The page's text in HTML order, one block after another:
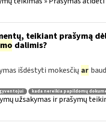
teikiant prašymą
dalimis?
išdėstyti mokesčių ar
kada nereikia papildomų
užsakymas ir prašymų